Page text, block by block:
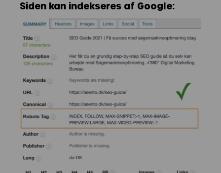
Siden kan indekseres af Google: